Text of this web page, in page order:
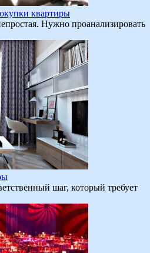
квартиры
Нужно проанализировать
шаг, который требует